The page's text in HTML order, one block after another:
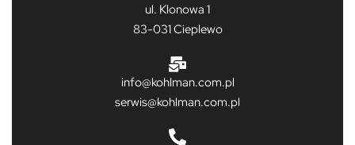
ul. Klonowa 1
83-031 Cieplewo
info@kohlman.com.pl
serwis@kohlman.com.pl